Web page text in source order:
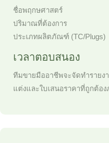
ชื่อพฤกษศาสตร์
ปริมาณที่ต้องการ
ประเภทผลิตภัณฑ์ (TC/Plugs)
เวลาตอบสนอง
ทีมขายมืออาชีพจะจัดทำรายง
แต่งและใบเสนอราคาที่ถูกต้อง